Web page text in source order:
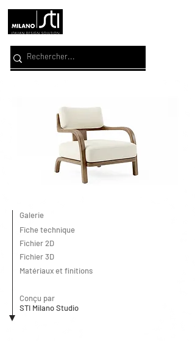
Galerie
Fiche technique
Fichier 2D
Fichier 3D
Matériaux et finitions
Conçu par
STI Milano Studio